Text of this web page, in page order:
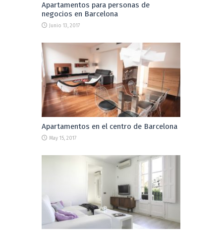
Apartamentos para personas de
negocios en Barcelona
Junio 13, 2017
Apartamentos en el centro de Barcelona
May 15, 2017